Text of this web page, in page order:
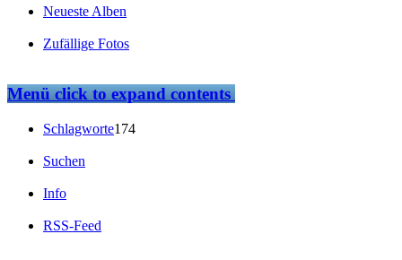
Neueste Alben
Zufällige Fotos
Menüclick to expand contents
Schlagworte174
Suchen
Info
RSS-Feed